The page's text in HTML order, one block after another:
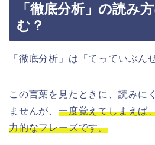
「徹底分析」の読み
む？
「徹底分析」は「てっていぶん
この言葉を見たときに、読みに
ませんが、 一度覚えてしまえば
力的なフレーズです。